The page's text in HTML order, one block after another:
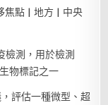
焦點 | 地方 | 中央
測，用於檢測
物標記之一
評估一種微型、超